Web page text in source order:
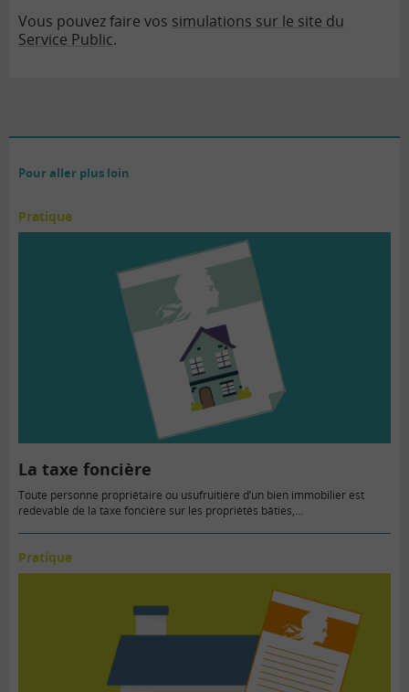
Vous pouvez faire vos simulations sur le site du
Service Public.
Pour aller plus loin
Pratique
La taxe foncière
Toute personne propriétaire ou usufruitière d’un bien immobilier est
redevable de la taxe foncière sur les propriétés bâties,…
Pratique